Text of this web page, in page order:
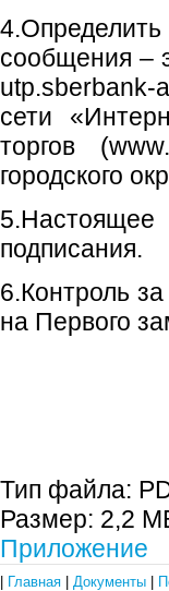
сообщения –
сети
торгов
городского
подписания.
6.Контроль
на Первого
Тип файла:
Размер: 2,2
Приложение
Главная Документы